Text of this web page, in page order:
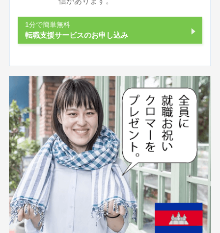
1分で簡単無料
転職支援サービスのお申し込み